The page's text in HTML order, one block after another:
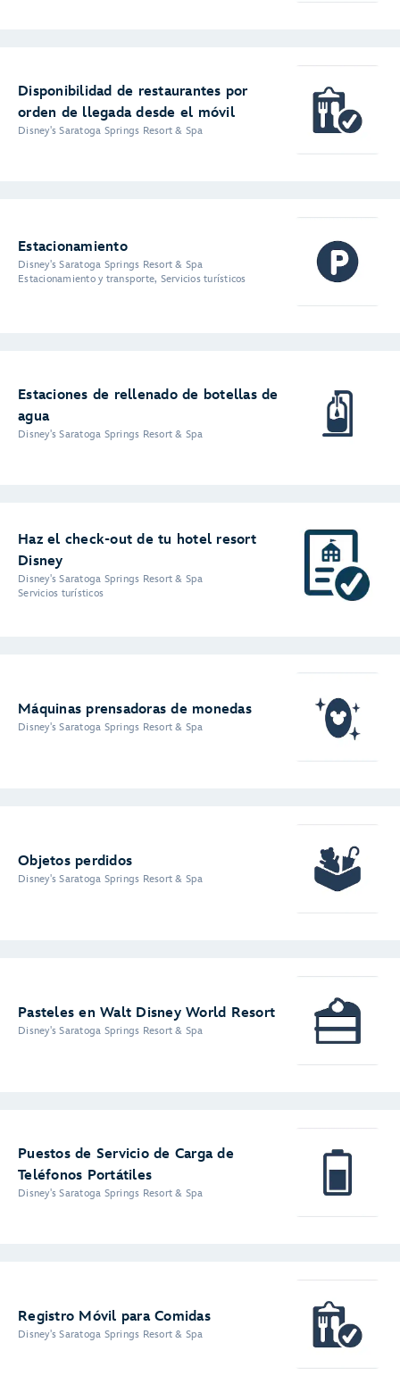
Disponibilidad de restaurantes por
orden de llegada desde el móvil
Disney's Saratoga Springs Resort & Spa
Estacionamiento
Disney's Saratoga Springs Resort & Spa
Estacionamiento y transporte, Servicios turísticos
Estaciones de rellenado de botellas de
agua
Disney's Saratoga Springs Resort & Spa
Haz el check-out de tu hotel resort
Disney
Disney's Saratoga Springs Resort & Spa
Servicios turísticos
Máquinas prensadoras de monedas
Disney's Saratoga Springs Resort & Spa
Objetos perdidos
Disney's Saratoga Springs Resort & Spa
Pasteles en Walt Disney World Resort
Disney's Saratoga Springs Resort & Spa
Puestos de Servicio de Carga de
Teléfonos Portátiles
Disney's Saratoga Springs Resort & Spa
Registro Móvil para Comidas
Disney's Saratoga Springs Resort & Spa